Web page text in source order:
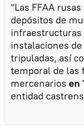
"Las FFAA
depósitos de
instalaciones
tripuladas, así
temporal de las
mercenarios en
entidad